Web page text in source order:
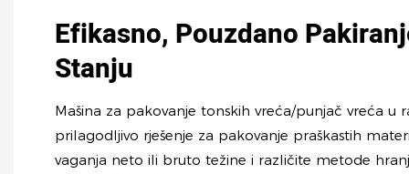
Efikasno, Pouzdano
Stanju
Mašina za pakovanje tonskih vreća/punjač vreća u
prilagodljivo rješenje za pakovanje praškastih
vaganja neto ili bruto težine i različite metode